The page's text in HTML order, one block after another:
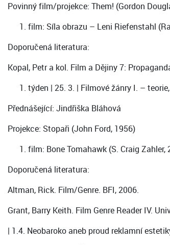
Povinný film/projekce: Them! (Gordon
film: Síla obrazu – Leni Riefenstahl
Doporučená literatura:
Kopal, Petr a kol. Film a Dějiny 7:
týden | 25. 3. | Filmové žánry I. –
Přednášející: Jindřiška Bláhová
Projekce: Stopaři (John Ford, 1956)
film: Bone Tomahawk (S. Craig Zahler,
Doporučená literatura:
Altman, Rick. Film/Genre. BFI, 2006.
Grant, Barry Keith. Film Genre Reader IV.
| 1.4. Neobaroko aneb proud reklamní